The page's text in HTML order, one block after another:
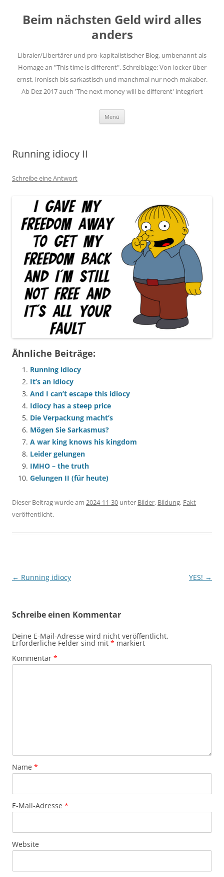
springen
Beim nächsten Geld wird alles
anders
Libraler/Libertärer und pro-kapitalistischer Blog, umbenannt als
Homage an "This time is different". Schreiblage: Von locker über
ernst, ironisch bis sarkastisch und manchmal nur noch makaber.
Ab Dez 2017 auch 'The next money will be different' integriert
Menü
Running idiocy II
Schreibe eine Antwort
Ähnliche Beiträge:
Running idiocy
It’s an idiocy
And I can’t escape this idiocy
Idiocy has a steep price
Die Verpackung macht’s
Mögen Sie Sarkasmus?
A war king knows his kingdom
Leider gelungen
IMHO – the truth
Gelungen II (für heute)
Dieser Beitrag wurde am 2024-11-30 unter Bilder, Bildung, Fakt
veröffentlicht.
Beitragsnavigation
← Running idiocy YES! →
Schreibe einen Kommentar
Deine E-Mail-Adresse wird nicht veröffentlicht.
Erforderliche Felder sind mit * markiert
Kommentar *
Name *
E-Mail-Adresse *
Website